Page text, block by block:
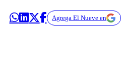
Agrega El Nueve en